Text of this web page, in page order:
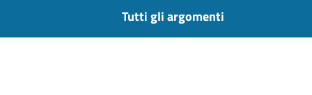
Tutti gli argomenti